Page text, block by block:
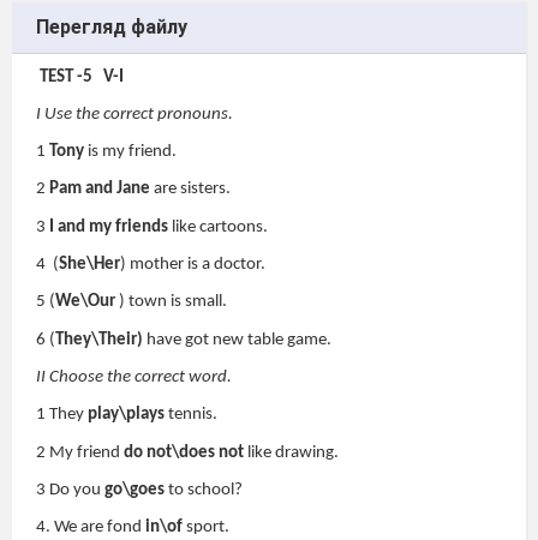
Перегляд файлу
TEST -5 V-I
I Use the correct pronouns.
1 Tony is my friend.
2 Pam and Jane are sisters.
3 I and my friends like cartoons.
4 (She\Her) mother is a doctor.
5 (We\Our ) town is small.
6 ( They\Their) have got new table game.
II Choose the correct word.
1 They play\plays tennis.
2 My friend do not\does not like drawing.
3 Do you go\goes to school?
4. We are fond in\of sport.